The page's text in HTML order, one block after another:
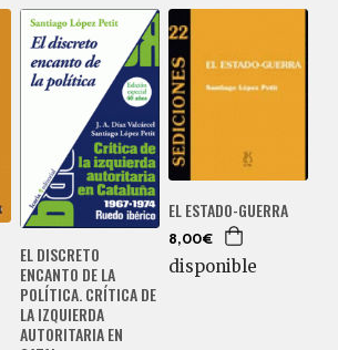
EL DISCRETO
ENCANTO DE LA
POLÍTICA. CRÍTICA DE
LA IZQUIERDA
AUTORITARIA EN
EL ESTADO-GUERRA
8,00€
disponible